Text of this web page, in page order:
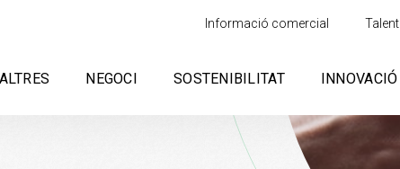
Informació comercial Talent
NEGOCI SOSTENIBILITAT INNOVACIÓ